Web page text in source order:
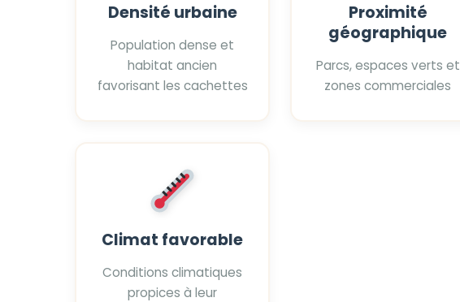
Densité urbaine
Population dense et
habitat ancien
favorisant les cachettes
Proximité
géographique
Parcs, espaces verts et
zones commerciales
Climat favorable
Conditions climatiques
propices à leur